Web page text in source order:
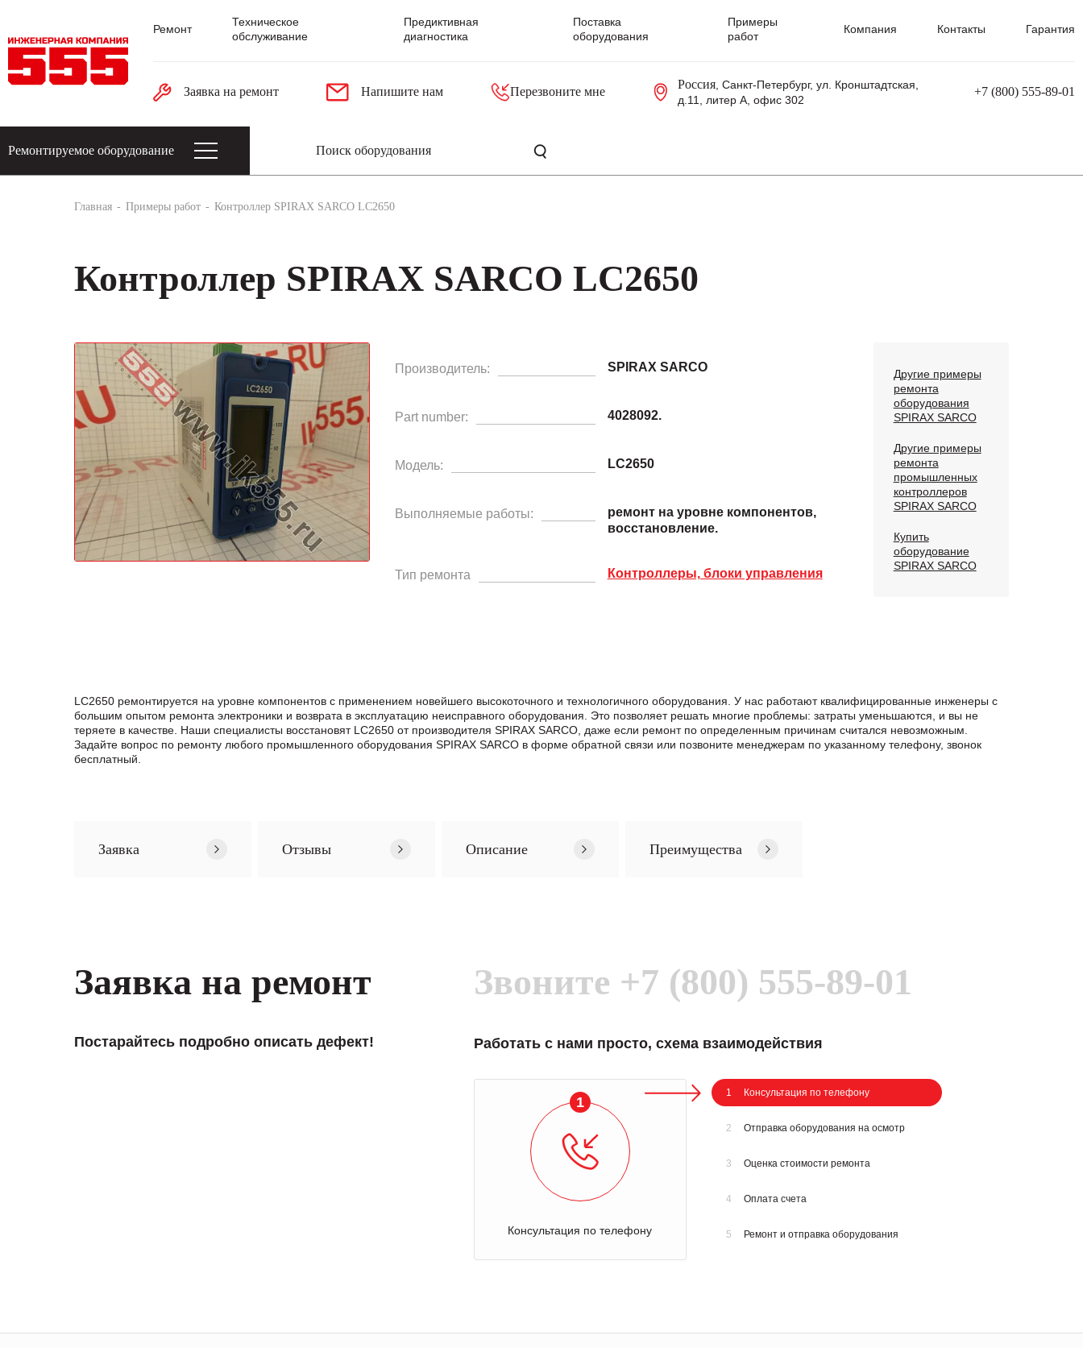
Ремонт
Техническое
обслуживание
Предиктивная
диагностика
Поставка
оборудования
Примеры
работ
Компания Контакты Гарантия
Заявка на ремонт Напишите нам Перезвоните мне
Россия, Санкт-Петербург, ул. Кронштадтская,
д.11, литер А, офис 302
+7 (800) 555-89-01
Ремонтируемое оборудование
Главная Примеры работ Контроллер SPIRAX SARCO LC2650
Контроллер SPIRAX SARCO LC2650
Производитель: SPIRAX SARCO
Part number: 4028092.
Модель: LC2650
Выполняемые работы:
ремонт на уровне компонентов,
восстановление.
Тип ремонта Контроллеры, блоки управления
Другие примеры
ремонта
оборудования
SPIRAX SARCO
Другие примеры
ремонта
промышленных
контроллеров
SPIRAX SARCO
Купить
оборудование
SPIRAX SARCO
LC2650 ремонтируется на уровне компонентов с применением новейшего высокоточного и технологичного оборудования. У нас работают квалифицированные инженеры с
большим опытом ремонта электроники и возврата в эксплуатацию неисправного оборудования. Это позволяет решать многие проблемы: затраты уменьшаются, и вы не
теряете в качестве. Наши специалисты восстановят LC2650 от производителя SPIRAX SARCO, даже если ремонт по определенным причинам считался невозможным.
Задайте вопрос по ремонту любого промышленного оборудования SPIRAX SARCO в формe обратной связи или позвоните менеджерам по указанному телефону, звонок
бесплатный.
Заявка Отзывы Описание Преимущества
Заявка на ремонт
Постарайтесь подробно описать дефект!
Звоните +7 (800) 555-89-01
Работать с нами просто, схема взаимодействия
1
Консультация по телефону
1 Консультация по телефону
2 Отправка оборудования на осмотр
3 Оценка стоимости ремонта
4 Оплата счета
5 Ремонт и отправка оборудования